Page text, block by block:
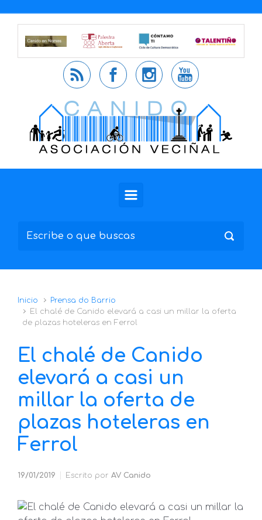
Saltar al contenido principal
Inicio
Prensa do Barrio
El chalé de Canido elevará a casi un millar la oferta
de plazas hoteleras en Ferrol
El chalé de Canido
elevará a casi un
millar la oferta de
plazas hoteleras en
Ferrol
19/01/2019 Escrito por AV Canido